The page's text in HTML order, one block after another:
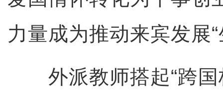
力量成为推动来宾发展
外派教师搭起“跨国